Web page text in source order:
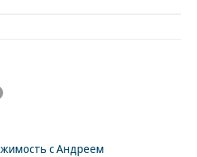
с Андреем